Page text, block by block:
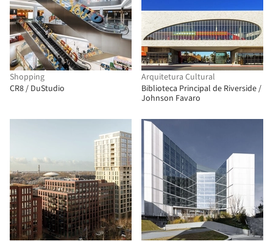
Shopping
CR8 / DuStudio
Arquitetura Cultural
Biblioteca Principal de Riverside /
Johnson Favaro